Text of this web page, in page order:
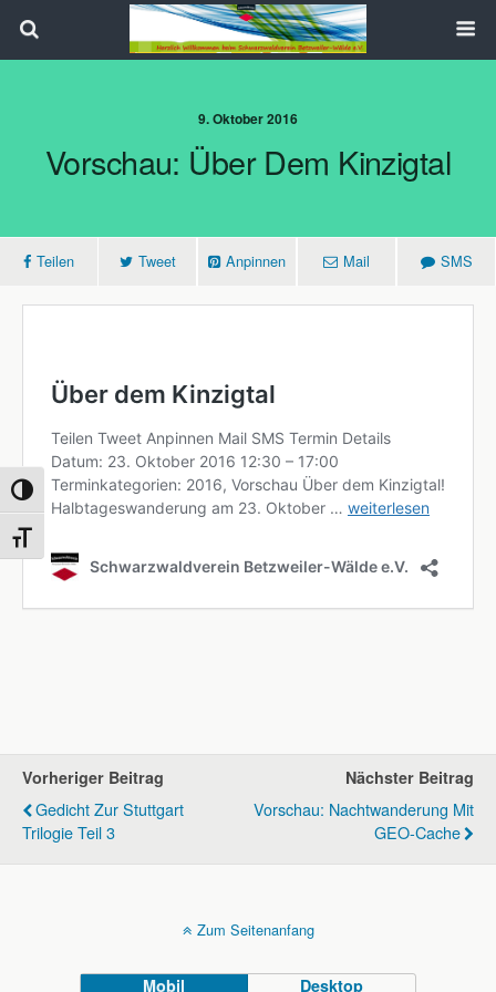
Umschalten auf hohe Kontraste
Schrift vergrößern
9. Oktober 2016
Vorschau: Über Dem Kinzigtal
Teilen Tweet Anpinnen Mail SMS
Vorheriger Beitrag
Gedicht Zur Stuttgart
Trilogie Teil 3
Nächster Beitrag
Vorschau: Nachtwanderung Mit
GEO-Cache
Zum Seitenanfang
Mobil Desktop